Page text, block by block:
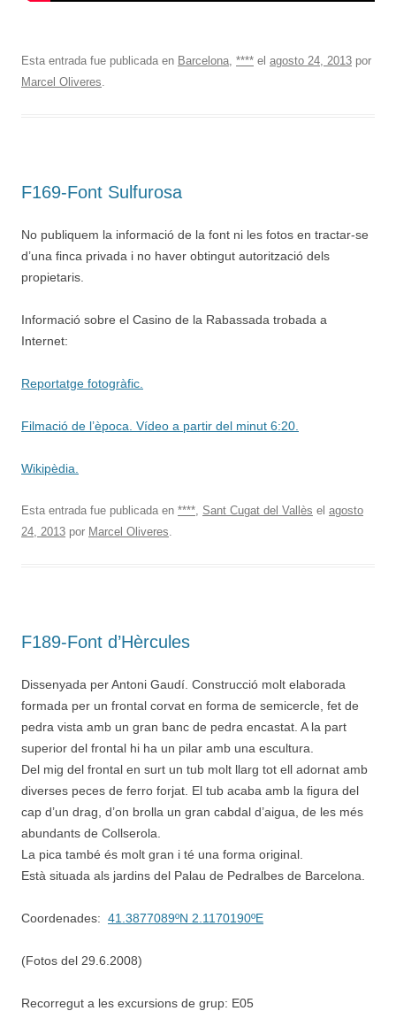
Esta entrada fue publicada en Barcelona, **** el agosto 24, 2013 por
Marcel Oliveres.
F169-Font Sulfurosa
No publiquem la informació de la font ni les fotos en tractar-se
d’una finca privada i no haver obtingut autorització dels
propietaris.
Informació sobre el Casino de la Rabassada trobada a
Internet:
Reportatge fotogràfic.
Filmació de l’època. Vídeo a partir del minut 6:20.
Wikipèdia.
Esta entrada fue publicada en ****, Sant Cugat del Vallès el agosto
24, 2013 por Marcel Oliveres.
F189-Font d’Hèrcules
Dissenyada per Antoni Gaudí. Construcció molt elaborada
formada per un frontal corvat en forma de semicercle, fet de
pedra vista amb un gran banc de pedra encastat. A la part
superior del frontal hi ha un pilar amb una escultura.
Del mig del frontal en surt un tub molt llarg tot ell adornat amb
diverses peces de ferro forjat. El tub acaba amb la figura del
cap d’un drag, d’on brolla un gran cabdal d’aigua, de les més
abundants de Collserola.
La pica també és molt gran i té una forma original.
Està situada als jardins del Palau de Pedralbes de Barcelona.
Coordenades: 41.3877089ºN 2.1170190ºE
(Fotos del 29.6.2008)
Recorregut a les excursions de grup: E05